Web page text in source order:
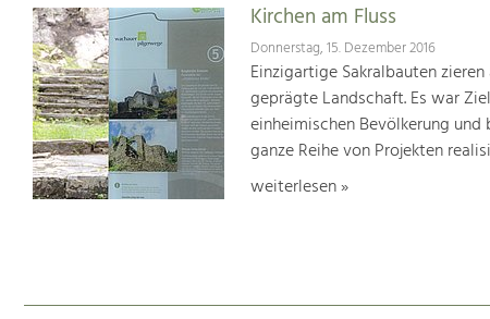
Kirchen am Fluss
Donnerstag, 15. Dezember 2016
Einzigartige Sakralbauten
geprägte Landschaft. Es war
einheimischen Bevölkerung
ganze Reihe von Projekten
weiterlesen »